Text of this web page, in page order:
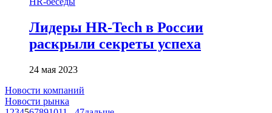
Лидеры HR-Tech в России
раскрыли секреты успеха
24 мая 2023
Новости компаний
Новости рынка